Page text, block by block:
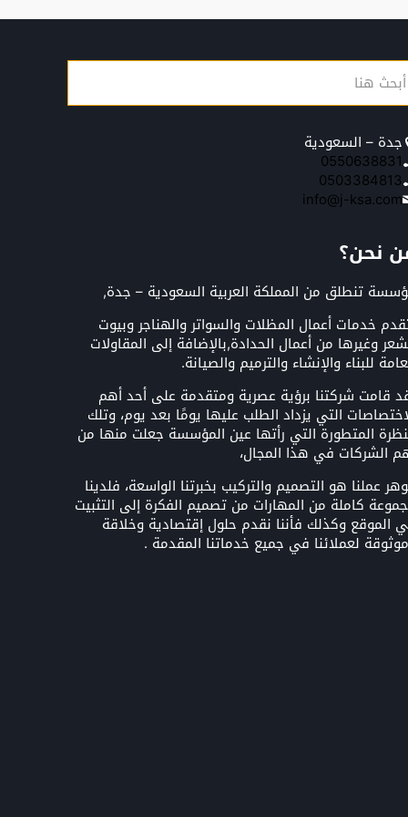
جدة – السعودية
0550638831
0503384813
info@j-ksa.com
نحن؟
تنطلق من المملكة العربية السعودية – جدة,
خدمات أعمال المظلات والسواتر والهناجر وبيوت
وغيرها من أعمال الحدادة,بالإضافة إلى المقاولات
للبناء والإنشاء والترميم والصيانة.
قامت شركتنا برؤية عصرية ومتقدمة على أحد أهم
التي يزداد الطلب عليها يومًا بعد يوم، وتلك
المتطورة التي رأتها عين المؤسسة جعلت منها من
الشركات في هذا المجال،
عملنا هو التصميم والتركيب بخبرتنا الواسعة، فلدينا
كاملة من المهارات من تصميم الفكرة إلى التثبيت
الموقع وكذلك فأننا نقدم حلول إقتصادية وخلاقة
لعملائنا في جميع خدماتنا المقدمة .